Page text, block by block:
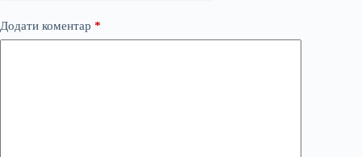
Додати коментар *